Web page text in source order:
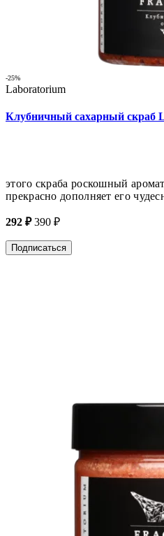
-25%
Laboratorium
Клубничный сахарный скраб
этого скраба роскошный
прекрасно дополняет его
292 ₽ 390 ₽
Подписаться